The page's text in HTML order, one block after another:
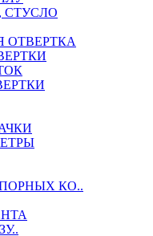
СТУСЛО
ОТВЕРТКА
КО..